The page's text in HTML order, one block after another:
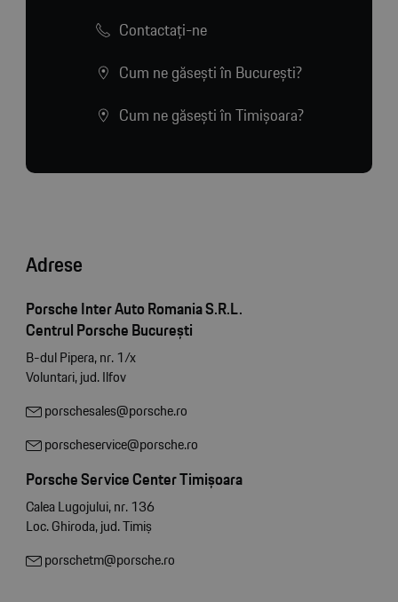
Contactaţi-ne
Cum ne găsești în București?
Cum ne găsești în Timișoara?
Adrese
Porsche Inter Auto Romania S.R.L.
Centrul Porsche București
B-dul Pipera, nr. 1/x
Voluntari, jud. Ilfov
porschesales@porsche.ro
porscheservice@porsche.ro
Porsche Service Center Timișoara
Calea Lugojului, nr. 136
Loc. Ghiroda, jud. Timiș
porschetm@porsche.ro